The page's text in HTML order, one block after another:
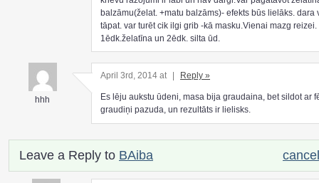
balzāmu(želat. +matu balzāms)- efekts būs lielāks. dara
tāpat. var turēt cik ilgi grib -kā masku.Vienai mazg reizei.
1ēdk.želatīna un 2ēdk. silta ūd.
hhh
April 3rd, 2014 at Reply »
Es lēju aukstu ūdeni, masa bija graudaina, bet sildot ar
graudiņi pazuda, un rezultāts ir lielisks.
Leave a Reply to BAiba